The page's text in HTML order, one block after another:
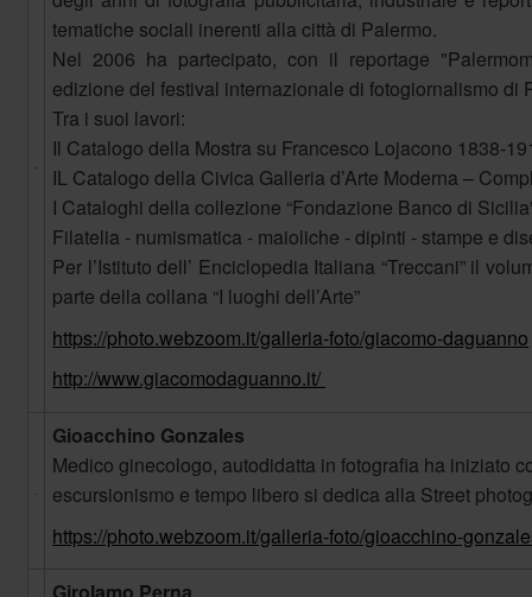
tematiche sociali inerenti alla città di Palermo.
Nel 2006 ha partecipato, con il reportage
edizione del festival internazionale di fotogiornalismo di
Tra i suoi lavori:
Il Catalogo della Mostra su Francesco Lojacono 1838-
IL Catalogo della Civica Galleria d’Arte Moderna –
I Cataloghi della collezione “Fondazione Banco di
Filatelia - numismatica - maioliche - dipinti - stampe e
Per l’Istituto dell’ Enciclopedia Italiana “Treccani” il
parte della collana “I luoghi dell’Arte”
https://photo.webzoom.it/galleria-foto/giacomo-daguanno
http://www.giacomodaguanno.it/
Gioacchino Gonzales
Medico ginecologo, autodidatta in fotografia ha iniziato
escursionismo e tempo libero si dedica alla Street
https://photo.webzoom.it/galleria-foto/gioacchino-